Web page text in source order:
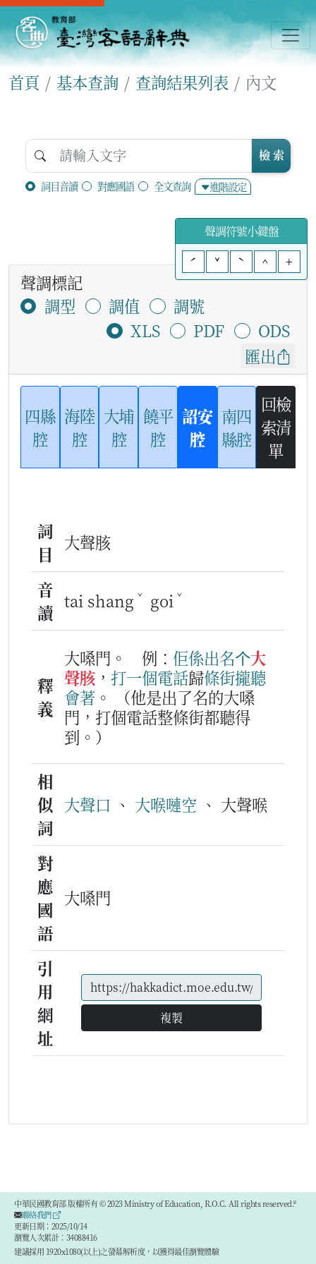
首頁 基本查詢 查詢結果列表 內文
詞目音讀 對應國語 全文查詢 進階設定
檢 索
聲調符號小鍵盤
ˊ
ˇ ˋ ^ +
聲調標記
調型
調值
調號
XLS
PDF
ODS
匯出
四縣
腔
海陸
腔
大埔
腔
饒平
腔
詔安
腔
南四
縣腔
回檢
索清
單
詞
目
大聲胲
音
讀
tai shang ˇ goi ˇ
釋
義
大嗓門。 例： 佢係出名个大
聲胲 ， 打一個電話歸條街攏聽
會著 。
（他是出了名的大嗓
門，打個電話整條街都聽得
到。）
相
似
詞
大聲口 、 大喉嗹空 、 大聲喉
對
應
國
語
大嗓門
引
用
網
址
複製
中華民國教育部 版權所有 © 2023 Ministry of Education, R.O.C. All rights reserved.®
聯絡我們
更新日期：2025/10/14
瀏覽人次累計：34088416
建議採用 1920x1080(以上)之螢幕解析度，以獲得最佳瀏覽體驗